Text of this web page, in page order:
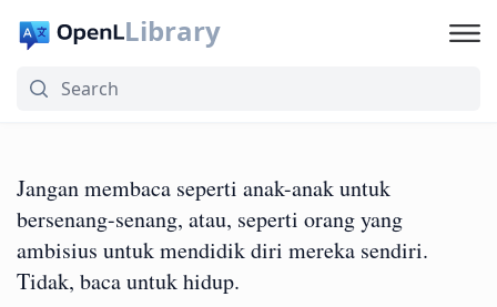
Library
Jangan membaca seperti anak-anak untuk
bersenang-senang, atau, seperti orang yang
ambisius untuk mendidik diri mereka sendiri.
Tidak, baca untuk hidup.